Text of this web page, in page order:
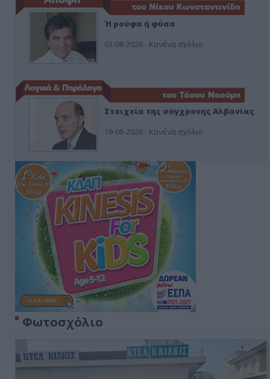
Ή ρούφα ή φύσα
03-08-2026 - Κανένα σχόλιο
Στοιχεία της σύγχρονης Αλβανίας
19-06-2026 - Κανένα σχόλιο
Φωτοσχόλιο